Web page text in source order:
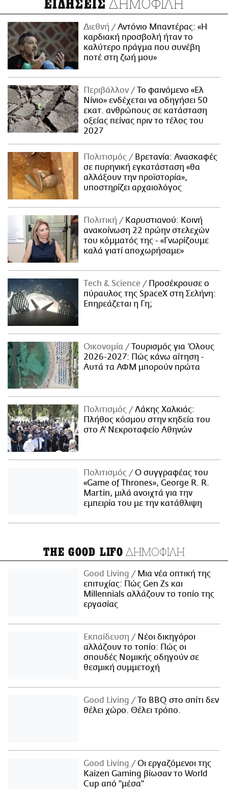
ΕΙΔΗΣΕΙΣ
Διεθνή
Αντόνιο Μπαντέρας: «Η
καρδιακή προσβολή ήταν το
καλύτερο πράγμα που συνέβη
ποτέ στη ζωή μου»
Περιβάλλον
Το φαινόμενο «Ελ
Νίνιο» ενδέχεται να οδηγήσει 50
εκατ. ανθρώπους σε κατάσταση
οξείας πείνας πριν το τέλος του
2027
Πολιτισμός
Βρετανία: Ανασκαφές
σε πυρηνική εγκατάσταση «θα
αλλάξουν την προϊστορία»,
υποστηρίζει αρχαιολόγος
Πολιτική
Καρυστιανού: Κοινή
ανακοίνωση 22 πρώην στελεχών
του κόμματός της - «Γνωρίζουμε
καλά γιατί αποχωρήσαμε»
Τech & Science
Προσέκρουσε ο
πύραυλος της SpaceX στη Σελήνη:
Επηρεάζεται η Γη;
Οικονομία
Τουρισμός για Όλους
2026-2027: Πώς κάνω αίτηση -
Αυτά τα ΑΦΜ μπορούν πρώτα
Πολιτισμός
Λάκης Χαλκιάς:
Πλήθος κόσμου στην κηδεία του
στο Α' Νεκροταφείο Αθηνών
Πολιτισμός
Ο συγγραφέας του
«Game of Thrones», George R. R.
Martin, μιλά ανοιχτά για την
εμπειρία του με την κατάθλιψη
THE GOOD LIFO ΔΗΜΟΦΙΛΗ
Good Living
Μια νέα οπτική της
επιτυχίας: Πώς Gen Zs και
Millennials αλλάζουν το τοπίο της
εργασίας
Εκπαίδευση
Νέοι δικηγόροι
αλλάζουν το τοπίο: Πώς οι
σπουδές Νομικής οδηγούν σε
θεσμική συμμετοχή
Good Living
Το BBQ στο σπίτι δεν
θέλει χώρο. Θέλει τρόπο.
Good Living
Οι εργαζόμενοι της
Kaizen Gaming βίωσαν το World
Cup από "μέσα"